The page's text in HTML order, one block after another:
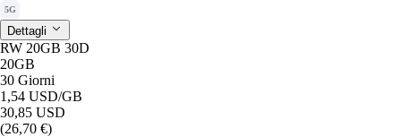
5G
Dettagli
RW 20GB 30D
20GB
30 Giorni
1,54 USD/GB
30,85 USD
(26,70 €)